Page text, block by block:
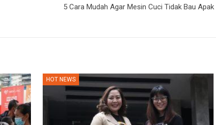
5 Cara Mudah Agar Mesin Cuci Tidak Bau Apak
HOT NEWS